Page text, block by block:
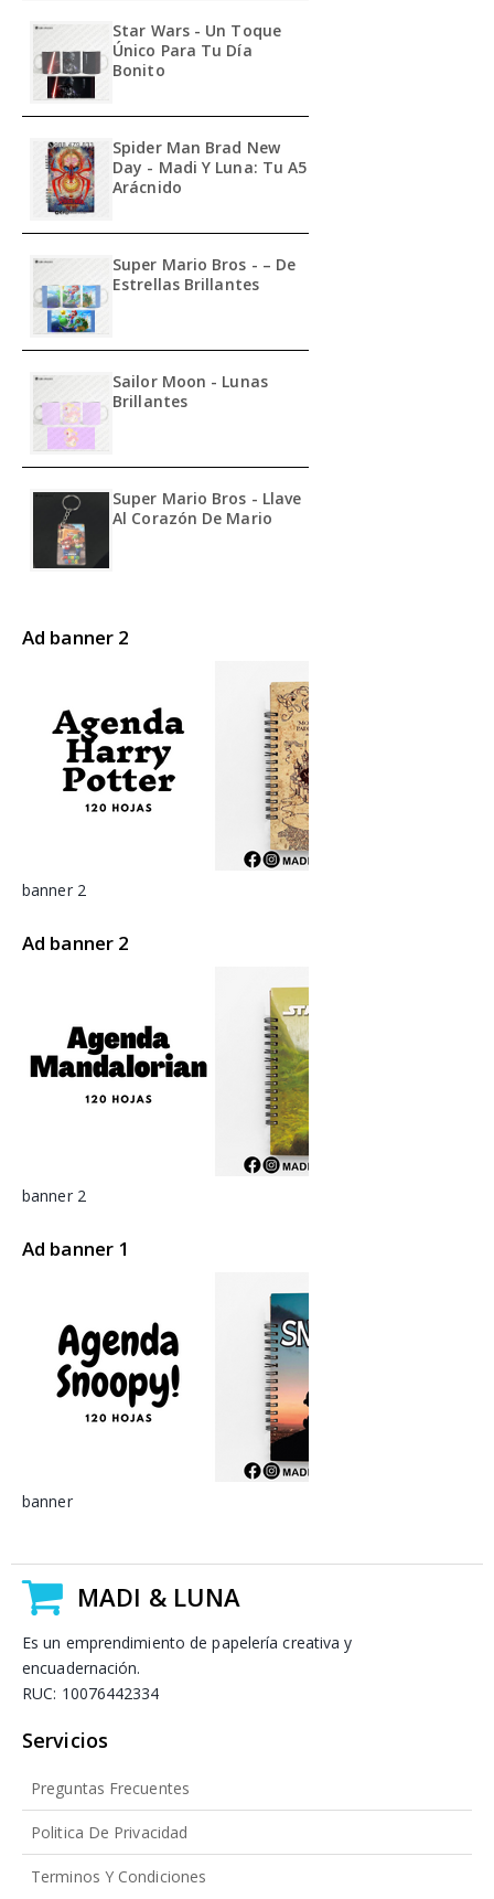
Star Wars - Un Toque
Único Para Tu Día
Bonito
Spider Man Brad New
Day - Madi Y Luna: Tu A5
Arácnido
Super Mario Bros - – De
Estrellas Brillantes
Sailor Moon - Lunas
Brillantes
Super Mario Bros - Llave
Al Corazón De Mario
Ad banner 2
banner 2
Ad banner 2
banner 2
Ad banner 1
banner
MADI & LUNA
Es un emprendimiento de papelería creativa y
encuadernación.
RUC: 10076442334
Servicios
Preguntas Frecuentes
Politica De Privacidad
Terminos Y Condiciones